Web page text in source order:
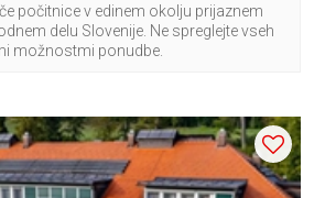
počitnice v edinem okolju prijaznem
delu Slovenije. Ne spreglejte vseh
možnostmi ponudbe.